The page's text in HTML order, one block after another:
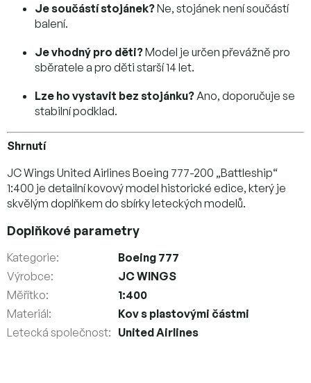
Je součástí stojánek?Ne, stojánek není součástí
balení.
Je vhodný pro děti?Model je určen převážně pro
sběratele a pro děti starší 14 let.
Lze ho vystavit bez stojánku? Ano, doporučuje se
stabilní podklad.
Shrnutí
JC Wings United Airlines Boeing 777-200 „Battleship“
1:400 je detailní kovový model historické edice, který je
skvělým doplňkem do sbírky leteckých modelů.
Doplňkové parametry
Kategorie:
Boeing 777
Výrobce:
JC WINGS
Měřítko:
1:400
Materiál:
Kov s plastovými částmi
Letecká společnost: United Airlines